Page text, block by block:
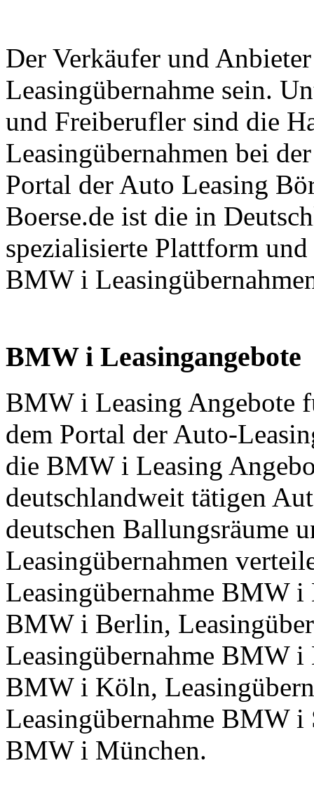
Der Verkäufer und
Leasingübernahme sein.
und Freiberufler sind die
Leasingübernahmen bei
Portal der Auto Leasing
Boerse.de ist die in
spezialisierte Plattform
BMW i
BMW i Leasingangebote
BMW i Leasing Angebote
dem Portal der Auto-
die BMW i Leasing
deutschlandweit tätigen
deutschen Ballungsräume
Leasingübernahmen
Leasingübernahme BMW i
BMW i Berlin,
Leasingübernahme BMW i
BMW i Köln,
Leasingübernahme BMW i
BMW i München.